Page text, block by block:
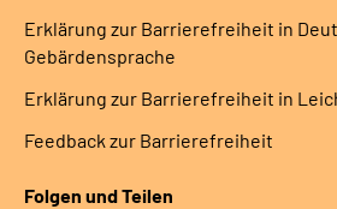
Erklärung zur Barrierefreiheit in
Gebärdensprache
Erklärung zur Barrierefreiheit in
Feedback zur Barrierefreiheit
Folgen und Teilen